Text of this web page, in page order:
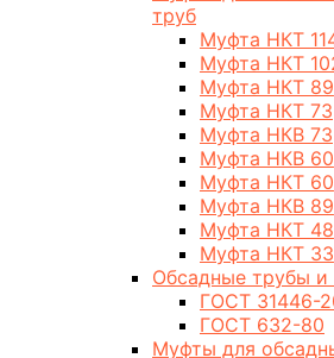
труб
Муфта НКТ
Муфта НКТ
Муфта НКТ 89
Муфта НКТ 73
Муфта НКВ 73
Муфта НКВ 60
Муфта НКТ 60
Муфта НКВ 89
Муфта НКТ 48
Муфта НКТ 33
Обсадные трубы
ГОСТ 31446-
ГОСТ 632-80
Муфты для